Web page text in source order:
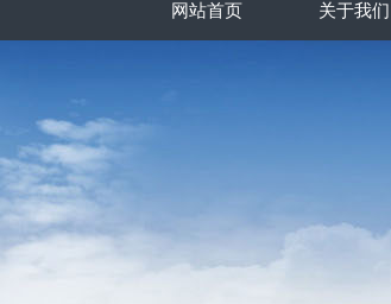
网站首页 关于我们